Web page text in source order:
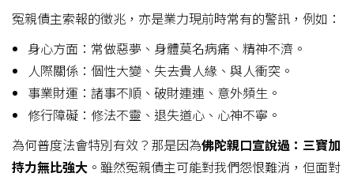
冤親債主索報的徵兆，亦是業力現前時常有的警訊，例如：
身心方面：常做惡夢、身體莫名病痛、精神不濟。
人際關係：個性大變、失去貴人緣、與人衝突。
事業財運：諸事不順、破財連連、意外頻生。
修行障礙：修法不靈、退失道心、心神不寧。
為何普度法會特別有效？那是因為佛陀親口宣說過：三寶加
持力無比強大 。雖然冤親債主可能對我們怨恨難消，但面對